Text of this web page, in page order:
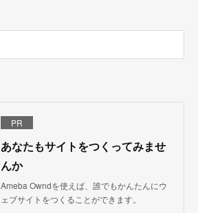
PR
あなたもサイトをつくってみませ
んか
Ameba Owndを使えば、誰でもかんたんにウ
ェブサイトをつくることができます。